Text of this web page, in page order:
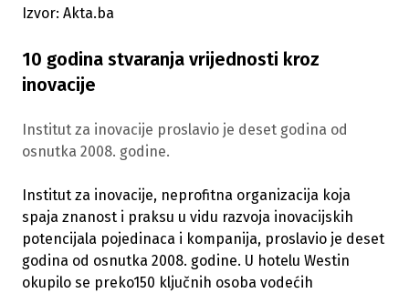
Izvor: Akta.ba
10 godina stvaranja vrijednosti kroz
inovacije
Institut za inovacije proslavio je deset godina od
osnutka 2008. godine.
Institut za inovacije, neprofitna organizacija koja
spaja znanost i praksu u vidu razvoja inovacijskih
potencijala pojedinaca i kompanija, proslavio je deset
godina od osnutka 2008. godine. U hotelu Westin
okupilo se preko150 ključnih osoba vodećih